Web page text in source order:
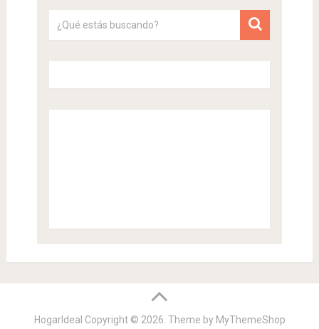
HogarIdeal Copyright © 2026. Theme by MyThemeShop